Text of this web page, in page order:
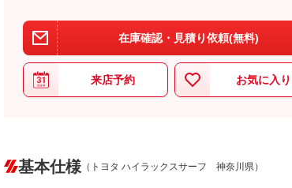
在庫確認・見積り依頼(無料)
来店予約 お気に入り
基本仕様 （トヨタ ハイラックスサーフ 神奈川県）